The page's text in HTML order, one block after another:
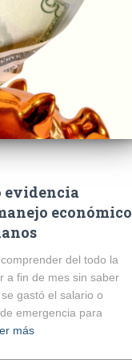
evidencia
económico
del todo la
a fin de mes sin saber
gastó el salario o
emergencia para
más